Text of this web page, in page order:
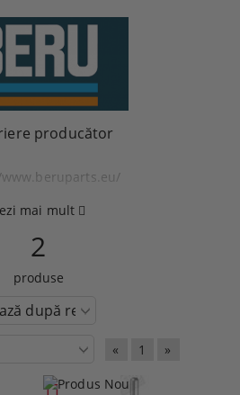
producător
mai mult
2
produse
« 1 »